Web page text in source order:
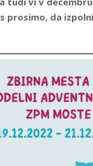
prosimo, da